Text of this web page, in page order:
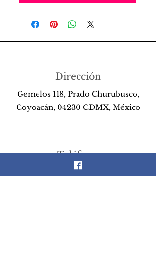
Dirección
Gemelos 118, Prado Churubusco,
Coyoacán, 04230 CDMX, México
Teléfono
55 26 89 13 14